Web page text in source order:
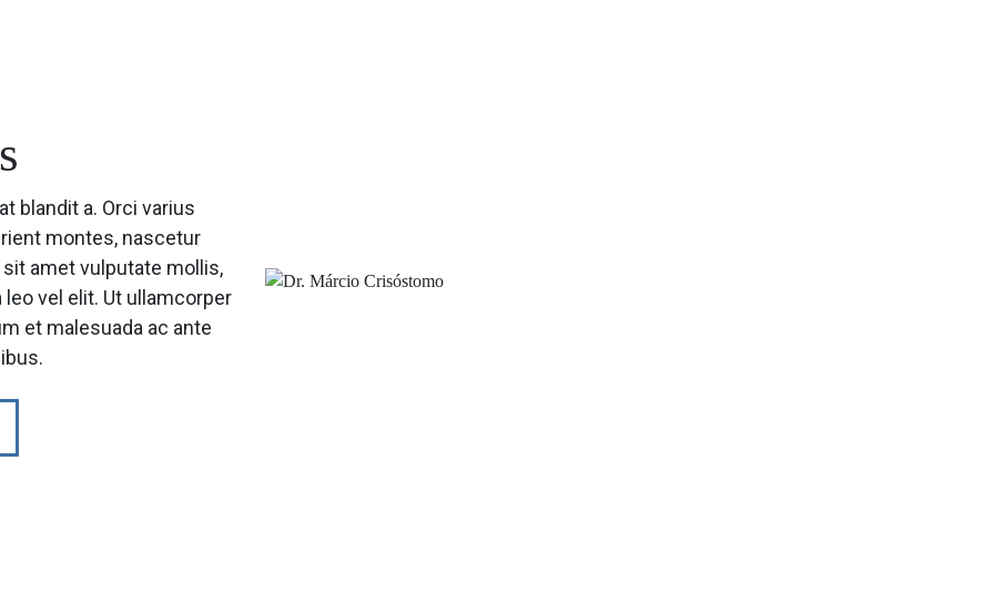
blandit a. Orci varius
montes, nascetur
amet vulputate mollis,
vel elit. Ut ullamcorper
et malesuada ac ante